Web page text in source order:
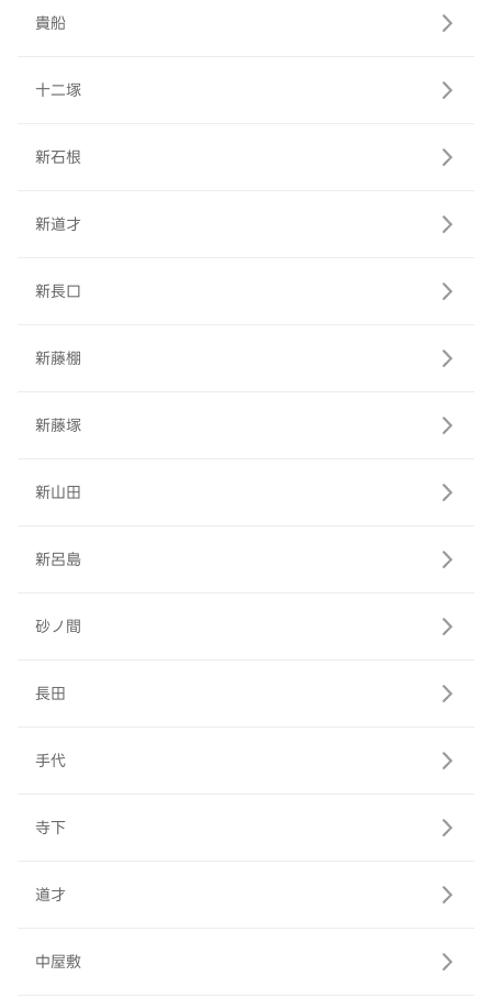
貴船
十二塚
新石根
新道才
新長口
新藤棚
新藤塚
新山田
新呂島
砂ノ間
長田
手代
寺下
道才
中屋敷